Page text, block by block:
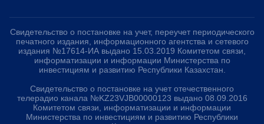
Свидетельство о постановке на учет, переучет периодического
печатного издания, информационного агентства и сетевого
издания №17614-ИА выдано 15.03.2019 Комитетом связи,
информатизации и информации Министерства по
инвестициям и развитию Республики Казахстан.
Свидетельство о постановке на учет отечественного
телерадио канала №KZ23VJB00000123 выдано 08.09.2016
Комитетом связи, информатизации и информации
Министерства по инвестициям и развитию Республики